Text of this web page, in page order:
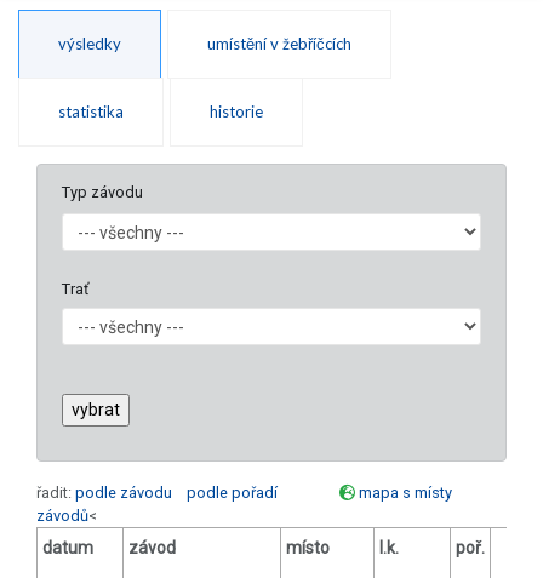
výsledky umístění v žebříčcích
statistika historie
Typ závodu
Trať
řadit: podle závodu podle pořadí
mapa s místy
závodů<
datum závod místo l.k. poř.